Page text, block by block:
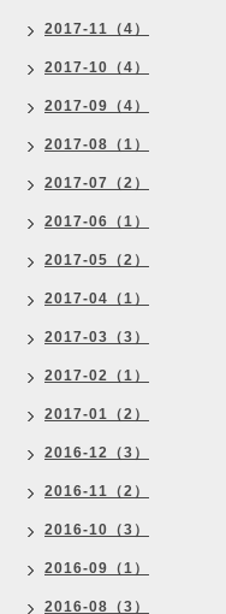
2017-11（4）
2017-10（4）
2017-09（4）
2017-08（1）
2017-07（2）
2017-06（1）
2017-05（2）
2017-04（1）
2017-03（3）
2017-02（1）
2017-01（2）
2016-12（3）
2016-11（2）
2016-10（3）
2016-09（1）
2016-08（3）